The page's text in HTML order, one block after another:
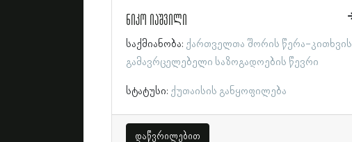
ნიკო იაშვილი
საქმიანობა: ქართველთა შორის წერა-კითხვის
გამავრცელებელი საზოგადოების წევრი
სტატუსი: ქუთაისის განყოფილება
დაწვრილებით